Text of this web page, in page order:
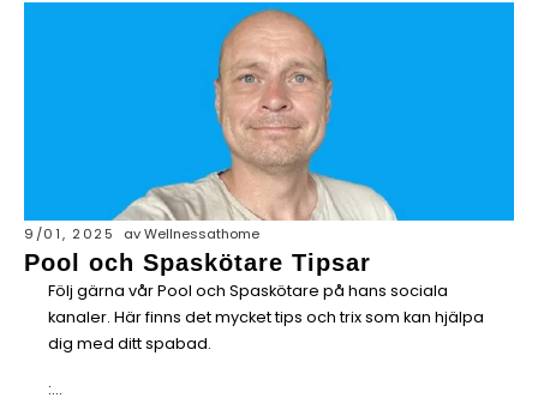
9/01, 2025 av Wellnessathome
Pool och Spaskötare Tipsar
Följ gärna vår Pool och Spaskötare på hans sociala
kanaler. Här finns det mycket tips och trix som kan hjälpa
dig med ditt spabad.
:...